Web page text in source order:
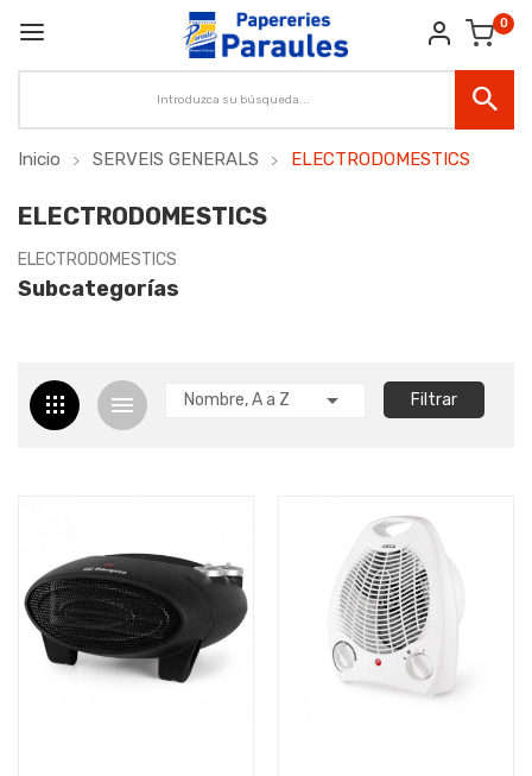
0
Inicio SERVEIS GENERALS ELECTRODOMESTICS
ELECTRODOMESTICS
ELECTRODOMESTICS
Subcategorías
Nombre, A a Z  Filtrar